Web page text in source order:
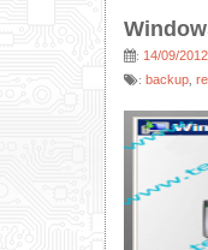
: 14/09/2012
: backup